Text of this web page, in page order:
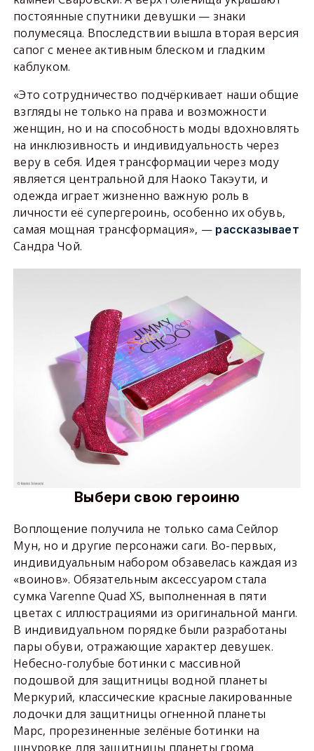
постоянные спутники девушки — знаки
полумесяца. Впоследствии вышла вторая версия
сапог с менее активным блеском и гладким
каблуком.
«Это сотрудничество подчёркивает наши общие
взгляды не только на права и возможности
женщин, но и на способность моды вдохновлять
на инклюзивность и индивидуальность через
веру в себя. Идея трансформации через моду
является центральной для Наоко Такэути, и
одежда играет жизненно важную роль в
личности её супергероинь, особенно их обувь,
самая мощная трансформация», — рассказывает
Сандра Чой.
Выбери свою героиню
Воплощение получила не только сама Сейлор
Мун, но и другие персонажи саги. Во-первых,
индивидуальным набором обзавелась каждая из
«воинов». Обязательным аксессуаром стала
сумка Varenne Quad XS, выполненная в пяти
цветах с иллюстрациями из оригинальной манги.
В индивидуальном порядке были разработаны
пары обуви, отражающие характер девушек.
Небесно-голубые ботинки с массивной
подошвой для защитницы водной планеты
Меркурий, классические красные лакированные
лодочки для защитницы огненной планеты
Марс, прорезиненные зелёные ботинки на
шнуровке для защитницы планеты грома